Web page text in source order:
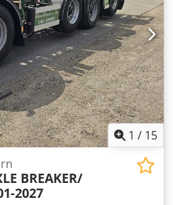
1 / 15
BREAKER/
2027